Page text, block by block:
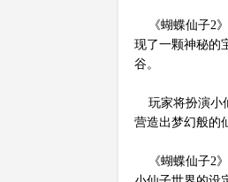
《蝴蝶仙子2》
现了一颗神秘的
谷。
玩家将扮演小
营造出梦幻般的
《蝴蝶仙子2》